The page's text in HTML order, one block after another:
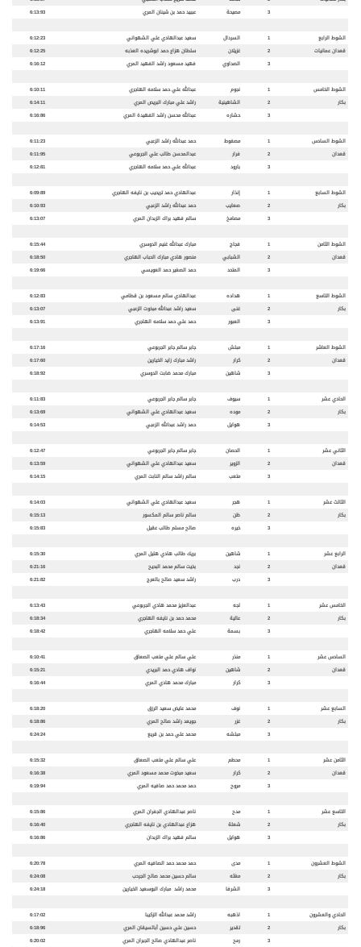
3
مصيحة عببيد حمد بن شينان المري 6:13:93
الشوط الرابع 1 السردال سعيد عبدالهادي علي الشهواني
6:12:23
قعدان عمانيات
2 غزيلان سلطان هزاع حمد ابوشريده العذبه
6:12:25
3
الصداوي فهيد مسعود راشد الفهيد المري 6:16:12
الشوط الخامس 1 نجوم عبدالله علي حمد سلامه الهاجري
6:10:11
بكار
2 الشاهينية راشد علي مبارك البريص المري
6:14:11
3
حشاره عبدالله محسن راشد الفهيدة المري 6:16:86
الشوط السادس 1 مصفوط حمد عبدالله راشد الزعبي
6:11:23
قعدان
2 فرار عبدالمحسن طالب علي الجربوعي
6:11:95
3
بارود عبدالله علي حمد سلامه الهاجري 6:12:81
الشوط السابع 1 إنذار عبدالهادي حمد تريحيب بن نايفه الهاجري
6:09:89
بكار
2 صعايب حمد عبدالله راشد الزعبي
6:10:93
3
مصامخ سالم فهيد براك الزبدان المري 6:13:07
الشوط الثامن 1 فجاج مبارك عبدالله غنيم الدوسري
6:15:44
قعدان
2 الشبابي منصور هادي مبارك الحباب الهاجري
6:18:50
3
المتحد حمد الصغير حمد العويسي 6:19:66
الشوط التاسع 1 هداده عبدالهادي سالم مسعود بن قطامي
6:12:83
بكار
2 غنى سعيد راشد عبدالله مبخوت الزعبي
6:13:07
3
العبور حمد علي حمد سلامه الهاجري 6:13:91
الشوط العاشر 1 مبلش جابر سالم جابر الجربوعي
6:17:16
قعدان
2 كرار راشد مبارك زايد الخيارين
6:17:60
3
شاهين مبارك محمد ضابت الدوسري 6:18:92
الحادي عشر 1 سيوف جابر سالم جابر الجربوعي
6:11:83
بكار
2 موده سعيد عبدالهادي علي الشهواني
6:13:69
3
هوايل حمد راشد عبدالله الزعبي 6:14:53
الثاني عشر 1 الحصان جابر سالم جابر الجربوعي
6:12:47
قعدان
2 الزوير سعيد عبدالهادي علي الشهواني
6:13:59
3
متعب سالم راشد سالم النابت المري 6:14:15
الثالث عشر 1 هجر سعيد عبدالهادي علي الشهواني
6:14:03
بكار
2 ظن سالم ناصر سالم المكسور
6:15:13
3
خيره صالح مسلم طالب عقيل 6:15:83
الرابع عشر 1 شاهين بريك طالب هادي هليل المري
6:15:30
قعدان
2 نجد بخيت سالم محمد البحيح
6:21:16
3
درب راشد سعيد صالح بالعرج 6:21:82
الخامس عشر 1 لجه عبدالعزيز محمد هادي الجربوعي
6:13:43
بكار
2 عالية محمد حمد بن نايفه الهاجري
6:18:34
3
بسمة علي حمد سلامه الهاجري 6:18:42
السادس عشر 1 منذر علي سالم علي متعب الصعاق
6:10:41
قعدان
2 شاهين نواف هادي حمد البريدي
6:15:21
3
كرار مبارك محمد هادي المري 6:16:44
السابع عشر 1 نوف محمد عايض سعيد الرزق
6:18:20
بكار
2 غزر جويعد راشد صالح المري
6:18:86
3
مبلشه محمد علي حمد بن قريع 6:24:24
الثامن عشر 1 محطم علي سالم علي متعب الصعاق
6:15:32
قعدان
2 كرار سعيد مبخوت محمد مسعود المري
6:16:38
3
مروح حمد محمد حمد صافيه المري 6:19:94
التاسع عشر 1 مدح ناصر عبدالهادي الجفران المري
6:15:86
بكار
2 شعلة هزاع عبدالهادي بن نايفه الهاجري
6:16:40
3
هوايل سالم فهيد براك الزبدان 6:16:86
الشوط العشرون 1 مدى حمد محمد حمد الصافيه المري
6:20:78
بكار
2 مغثه سالم حسين محمد صالح الجرحب
6:24:08
3
الشرفا محمد راشد مبارك البوسعيد الخيارين 6:24:18
الحادي والعشرون 1 اذهبه راشد محمد عبدالله الزكيبا
6:17:02
بكار
2 تقدير حسين علي حسين أبالسيقان المري
6:18:96
3
رمح ناصر عبدالهادي صالح الجبران المري 6:20:02